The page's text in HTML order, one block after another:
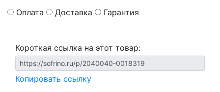
Оплата Доставка Гарантия
Короткая ссылка на этот товар:
Копировать ссылку